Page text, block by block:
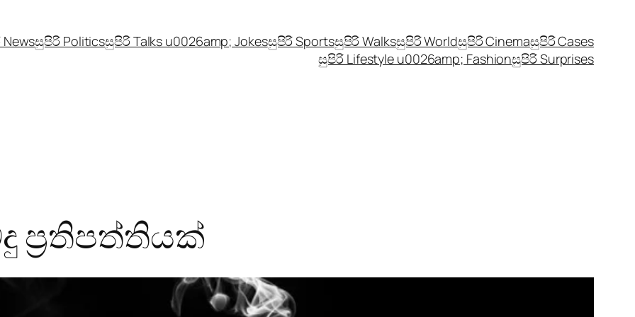
සුපිරි Politicsසුපිරි Talks u0026amp; Jokesසුපිරි Sportsසුපිරි Walksසුපිරි Worldසුපිරි Cinemaසුපිරි Cases
සුපිරි Lifestyle u0026amp; Fashionසුපිරි Surprises
ප්‍රතිපත්තියක්